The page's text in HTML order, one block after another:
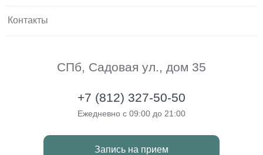
Контакты
СПб, Садовая ул., дом 35
+7 (812) 327-50-50
Ежедневно с 09:00 до 21:00
Запись на прием